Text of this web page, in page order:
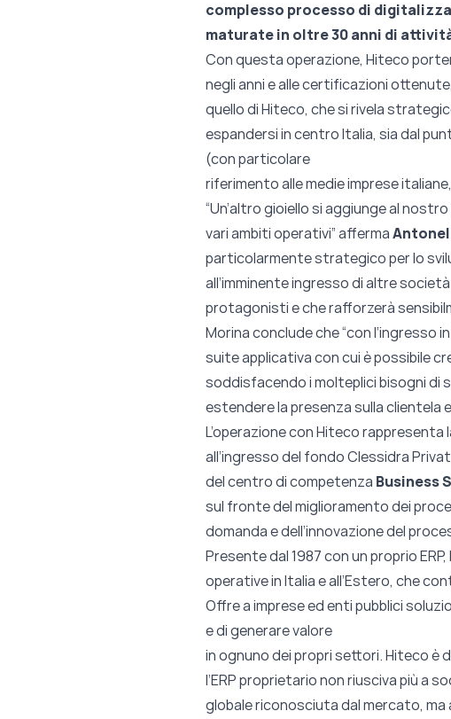
complesso processo di
maturate in oltre 30 anni di
Con questa operazione, Hiteco
negli anni e alle certificazioni
quello di Hiteco, che si rivela
espandersi in centro Italia, sia dal
(con particolare
riferimento alle medie imprese
“Un’altro gioiello si aggiunge al
vari ambiti operativi” afferma
particolarmente strategico per lo
all’imminente ingresso di altre
protagonisti e che rafforzerà
Morina conclude che “con l’ingresso
suite applicativa con cui è possibile
soddisfacendo i molteplici bisogni di
estendere la presenza sulla clientela
L’operazione con Hiteco
all’ingresso del fondo Clessidra
del centro di competenza Business
sul fronte del miglioramento dei
domanda e dell’innovazione del
Presente dal 1987 con un proprio
operative in Italia e all’Estero, che
Offre a imprese ed enti pubblici
e di generare valore
in ognuno dei propri settori. Hiteco è
l’ERP proprietario non riusciva più a
globale riconosciuta dal mercato, ma